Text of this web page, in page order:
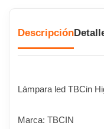
Descripción
Lámpara led TBCin
Marca: TBCIN